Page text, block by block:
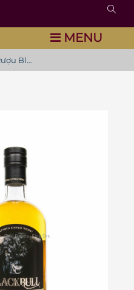
MENU
Rượu Black Bull Kyloe